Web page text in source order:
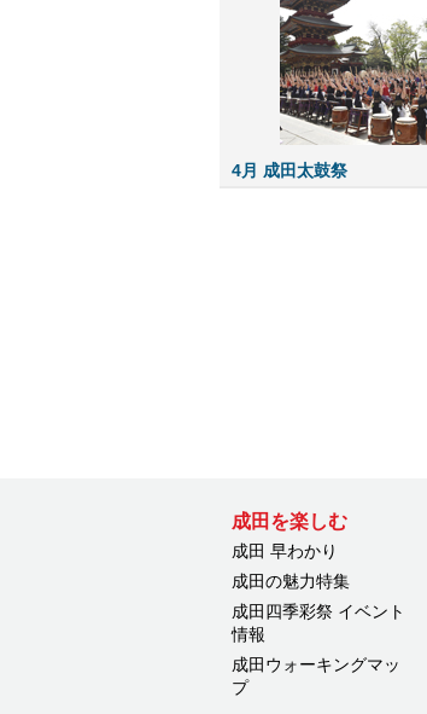
4月 成田太鼓祭
成田を楽しむ
成田 早わかり
成田の魅力特集
成田四季彩祭 イベント
情報
成田ウォーキングマッ
プ